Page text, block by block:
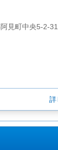
見町中央5-2-31
詳